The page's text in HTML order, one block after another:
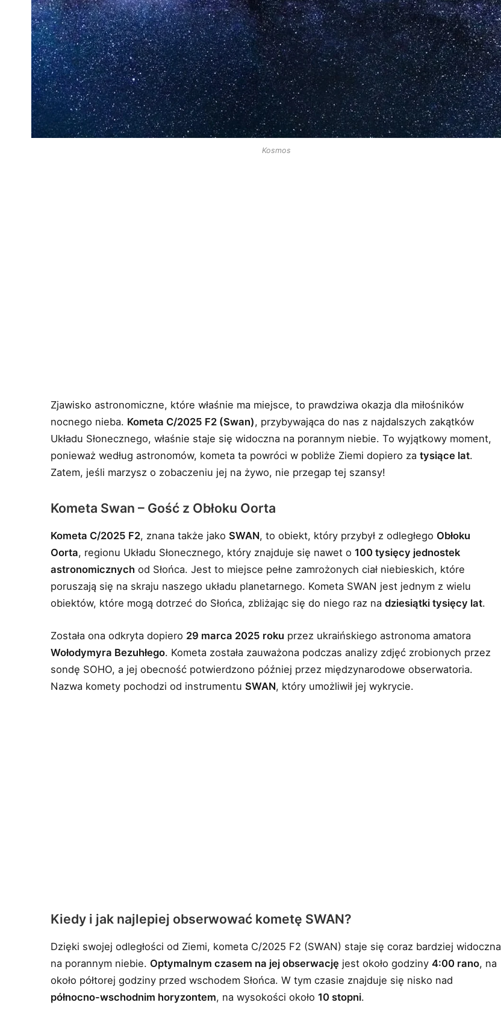
Kosmos
Zjawisko astronomiczne, które właśnie ma miejsce, to prawdziwa okazja dla miłośników
nocnego nieba. Kometa C/2025 F2 (Swan), przybywająca do nas z najdalszych zakątków
Układu Słonecznego, właśnie staje się widoczna na porannym niebie. To wyjątkowy moment,
ponieważ według astronomów, kometa ta powróci w pobliże Ziemi dopiero zatysiące lat.
Zatem, jeśli marzysz o zobaczeniu jej na żywo, nie przegap tej szansy!
Kometa Swan – Gość z Obłoku Oorta
Kometa C/2025 F2, znana także jakoSWAN, to obiekt, który przybył z odległego Obłoku
Oorta, regionu Układu Słonecznego, który znajduje się nawet o100 tysięcy jednostek
astronomicznych od Słońca. Jest to miejsce pełne zamrożonych ciał niebieskich, które
poruszają się na skraju naszego układu planetarnego. Kometa SWAN jest jednym z wielu
obiektów, które mogą dotrzeć do Słońca, zbliżając się do niego raz nadziesiątki tysięcy lat.
Została ona odkryta dopiero 29 marca 2025 roku przez ukraińskiego astronoma amatora
Wołodymyra Bezuhłego. Kometa została zauważona podczas analizy zdjęć zrobionych przez
sondę SOHO, a jej obecność potwierdzono później przez międzynarodowe obserwatoria.
Nazwa komety pochodzi od instrumentuSWAN, który umożliwił jej wykrycie.
Kiedy i jak najlepiej obserwować kometę SWAN?
Dzięki swojej odległości od Ziemi, kometa C/2025 F2 (SWAN) staje się coraz bardziej widoczna
na porannym niebie. Optymalnym czasem na jej obserwację jest około godziny4:00 rano, na
około półtorej godziny przed wschodem Słońca. W tym czasie znajduje się nisko nad
północno-wschodnim horyzontem, na wysokości około10 stopni.